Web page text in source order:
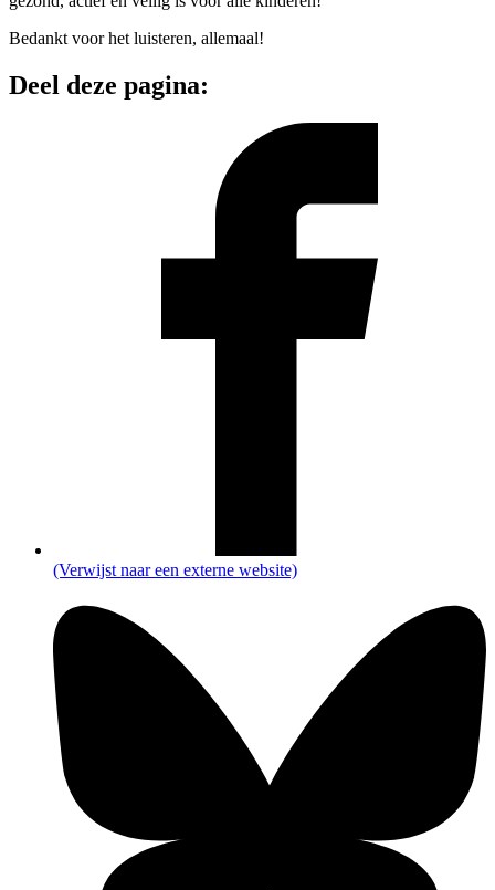
Bedankt voor het luisteren, allemaal!
Deel deze pagina:
(Verwijst naar een externe website)